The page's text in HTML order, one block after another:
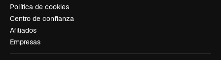
Política de cookies
Centro de confianza
Afiliados
Empresas